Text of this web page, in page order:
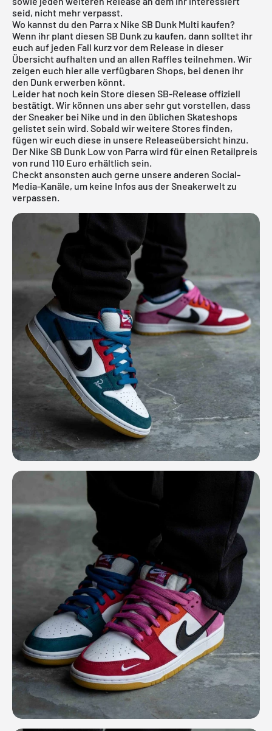
seid, nicht mehr verpasst.
Wo kannst du den Parra x Nike SB Dunk Multi kaufen?
Wenn ihr plant diesen SB Dunk zu kaufen, dann solltet ihr
euch auf jeden Fall kurz vor dem Release in dieser
Übersicht aufhalten und an allen Raffles teilnehmen. Wir
zeigen euch hier alle verfügbaren Shops, bei denen ihr
den Dunk erwerben könnt.
Leider hat noch kein Store diesen SB-Release offiziell
bestätigt. Wir können uns aber sehr gut vorstellen, dass
der Sneaker bei Nike und in den üblichen Skateshops
gelistet sein wird. Sobald wir weitere Stores finden,
fügen wir euch diese in unsere Releaseübersicht hinzu.
Der Nike SB Dunk Low von Parra wird für einen Retailpreis
von rund 110 Euro erhältlich sein.
Checkt ansonsten auch gerne unsere anderen Social-
Media-Kanäle, um keine Infos aus der Sneakerwelt zu
verpassen.